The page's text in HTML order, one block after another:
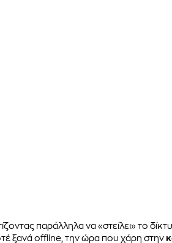
παράλληλα να «στείλει» το
ξανά offline, την ώρα που χάρη στην